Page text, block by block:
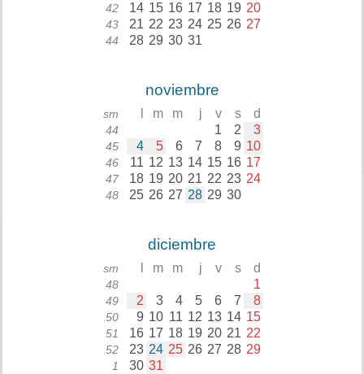
42 14 15 16 17 18 19 20
43 21 22 23 24 25 26 27
44 28 29 30 31
noviembre
sm m m j v s d
44 1 2 3
45 4 5 6 7 8 9 10
46 11 12 13 14 15 16 17
47 18 19 20 21 22 23 24
48 25 26 27 28 29 30
diciembre
sm m m j v s d
48 1
49 2 3 4 5 6 7 8
50 9 10 11 12 13 14 15
51 16 17 18 19 20 21 22
52 23 24 25 26 27 28 29
1 30 31